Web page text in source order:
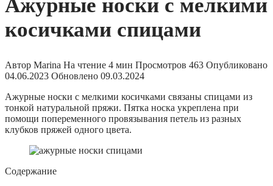
Ажурные носки с мелкими
косичками спицами
Автор Marina На чтение 4 мин Просмотров 463 Опубликовано
04.06.2023 Обновлено 09.03.2024
Ажурные носки с мелкими косичками связаны спицами из
тонкой натуральной пряжи. Пятка носка укреплена при
помощи попеременного провязывания петель из разных
клубков пряжей одного цвета.
Содержание